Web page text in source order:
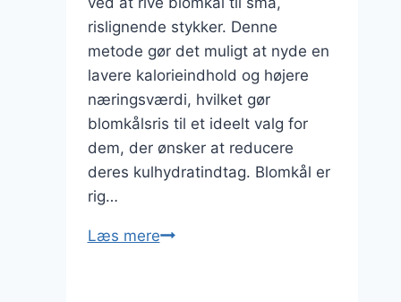
rislignende stykker. Denne
metode gør det muligt at nyde en
lavere kalorieindhold og højere
næringsværdi, hvilket gør
blomkålsris til et ideelt valg for
dem, der ønsker at reducere
deres kulhydratindtag. Blomkål er
rig…
Læs mereBlomkålsris